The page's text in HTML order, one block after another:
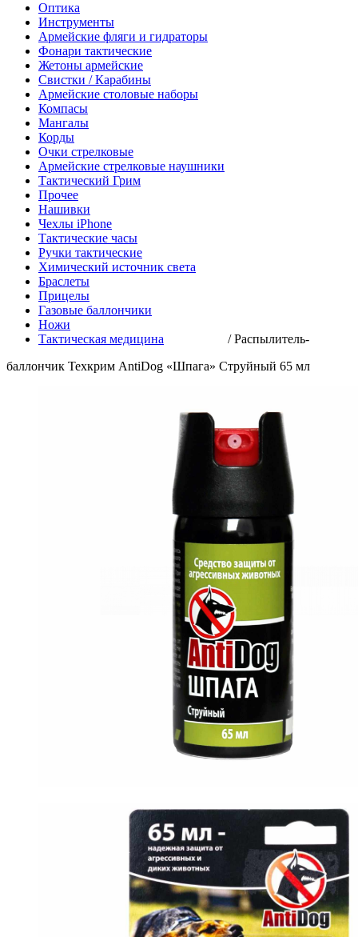
Оптика
Инструменты
Армейские фляги и гидраторы
Фонари тактические
Жетоны армейские
Свистки / Карабины
Армейские столовые наборы
Компасы
Мангалы
Корды
Очки стрелковые
Армейские стрелковые наушники
Тактический Грим
Прочее
Нашивки
Чехлы iPhone
Тактические часы
Ручки тактические
Химический источник света
Браслеты
Прицелы
Газовые баллончики
Ножи
Тактическая медицина
/Распылитель-
баллончик Техкрим AntiDog «Шпага» Струйный 65 мл